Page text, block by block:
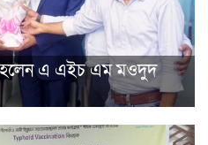
হলেন এ এইচ এম মওদুদ